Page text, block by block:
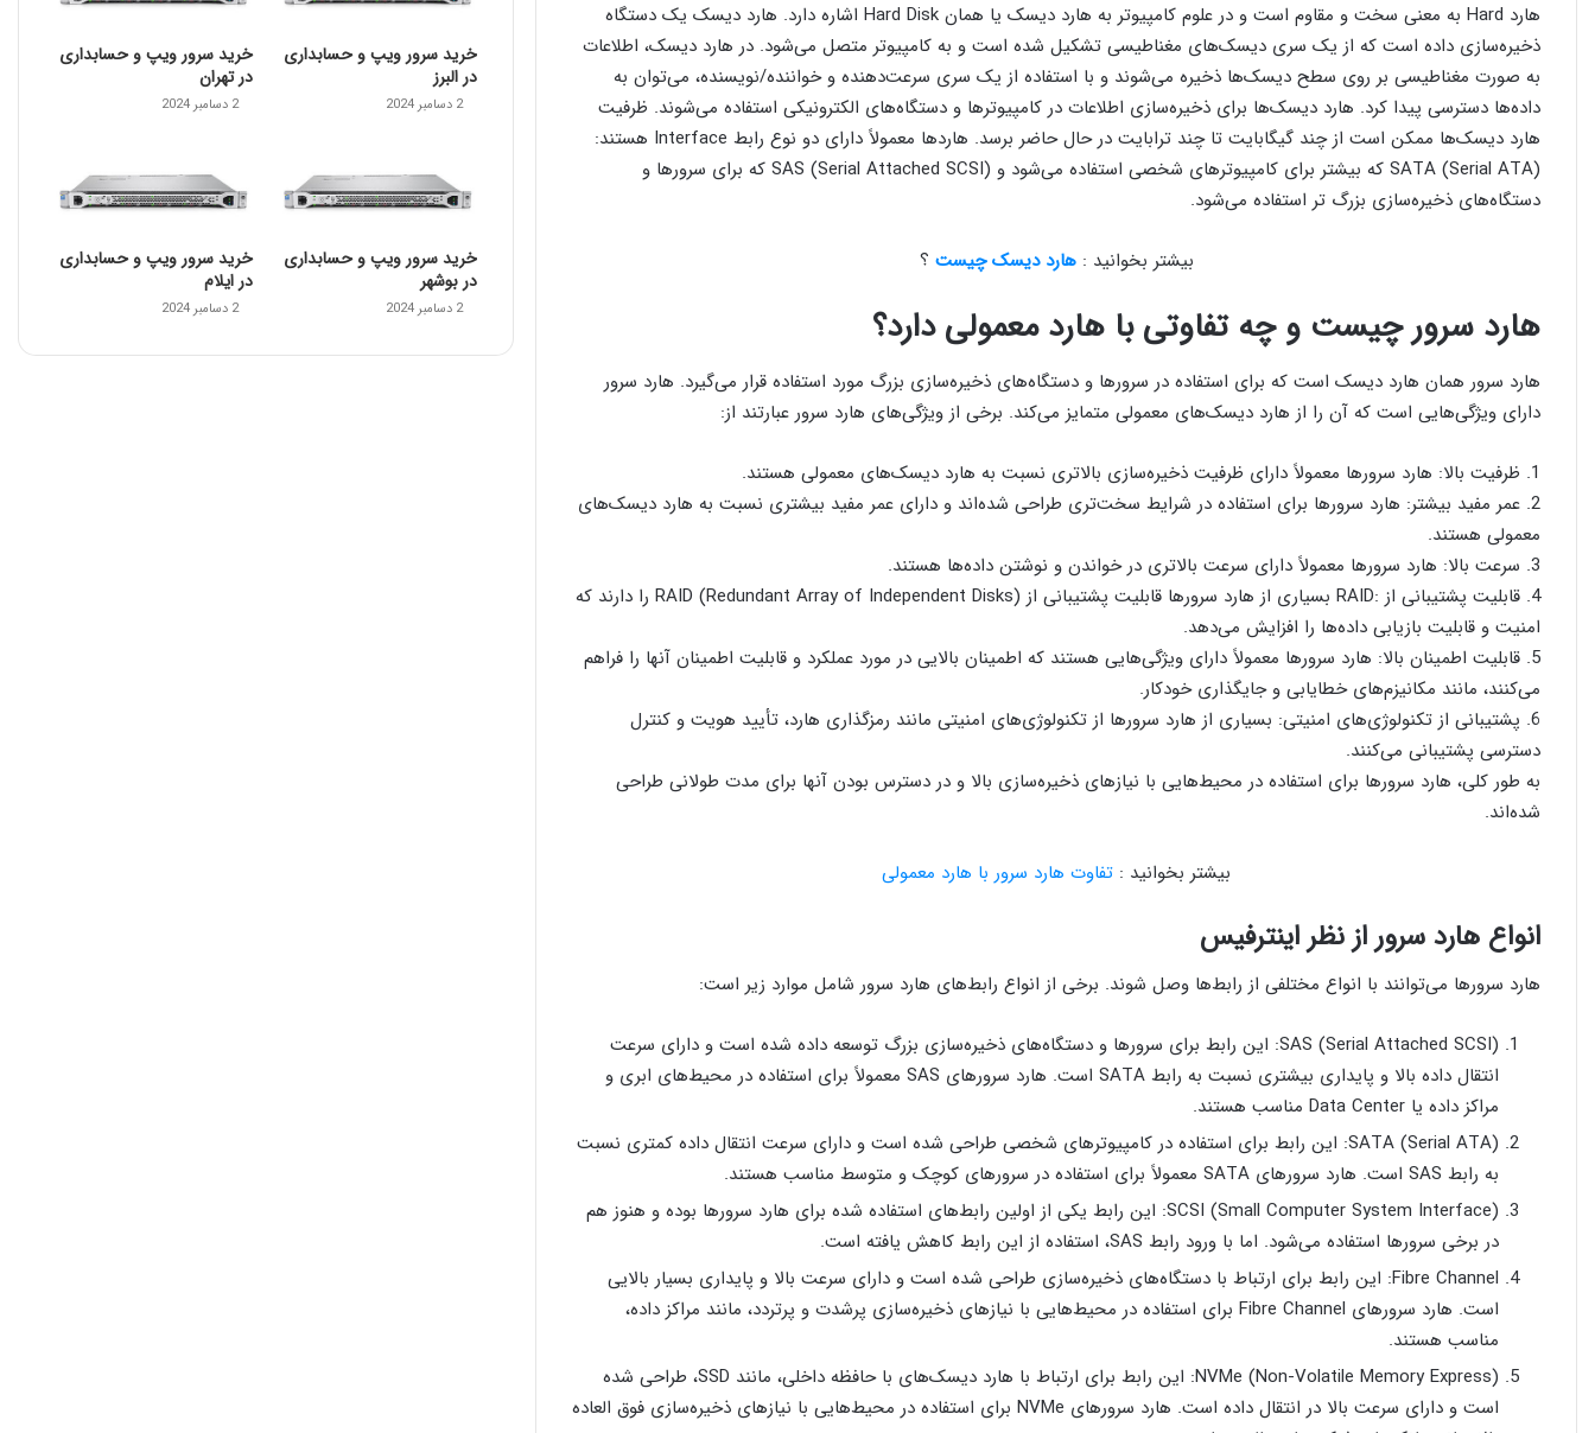
هارد Hard به معنی سخت و مقاوم است و در علوم کامپیوتر به هارد دیسک یا همان Hard Disk اشاره دارد. هارد دیسک یک دستگاه
ذخیره‌سازی داده است که از یک سری دیسک‌های مغناطیسی تشکیل شده است و به کامپیوتر متصل می‌شود. در هارد دیسک، اطلاعات
به صورت مغناطیسی بر روی سطح دیسک‌ها ذخیره می‌شوند و با استفاده از یک سری سرعت‌دهنده و خواننده/نویسنده، می‌توان به
داده‌ها دسترسی پیدا کرد. هارد دیسک‌ها برای ذخیره‌سازی اطلاعات در کامپیوترها و دستگاه‌های الکترونیکی استفاده می‌شوند. ظرفیت
هارد دیسک‌ها ممکن است از چند گیگابایت تا چند ترابایت در حال حاضر برسد. هاردها معمولاً دارای دو نوع رابط Interface هستند:
SATA (Serial ATA) که بیشتر برای کامپیوترهای شخصی استفاده می‌شود و SAS (Serial Attached SCSI) که برای سرورها و
دستگاه‌های ذخیره‌سازی بزرگ تر استفاده می‌شود.
بیشتر بخوانید :هارد دیسک چیست ؟
هارد سرور چیست و چه تفاوتی با هارد معمولی دارد؟
هارد سرور همان هارد دیسک است که برای استفاده در سرورها و دستگاه‌های ذخیره‌سازی بزرگ مورد استفاده قرار می‌گیرد. هارد سرور
دارای ویژگی‌هایی است که آن را از هارد دیسک‌های معمولی متمایز می‌کند. برخی از ویژگی‌های هارد سرور عبارتند از:
1. ظرفیت بالا: هارد سرورها معمولاً دارای ظرفیت ذخیره‌سازی بالاتری نسبت به هارد دیسک‌های معمولی هستند.
2. عمر مفید بیشتر: هارد سرورها برای استفاده در شرایط سخت‌تری طراحی شده‌اند و دارای عمر مفید بیشتری نسبت به هارد دیسک‌های
معمولی هستند.
3. سرعت بالا: هارد سرورها معمولاً دارای سرعت بالاتری در خواندن و نوشتن داده‌ها هستند.
4. قابلیت پشتیبانی از :RAID بسیاری از هارد سرورها قابلیت پشتیبانی از RAID (Redundant Array of Independent Disks) را دارند که
امنیت و قابلیت بازیابی داده‌ها را افزایش می‌دهد.
5. قابلیت اطمینان بالا: هارد سرورها معمولاً دارای ویژگی‌هایی هستند که اطمینان بالایی در مورد عملکرد و قابلیت اطمینان آنها را فراهم
می‌کنند، مانند مکانیزم‌های خطایابی و جایگذاری خودکار.
6. پشتیبانی از تکنولوژی‌های امنیتی: بسیاری از هارد سرورها از تکنولوژی‌های امنیتی مانند رمزگذاری هارد، تأیید هویت و کنترل
دسترسی پشتیبانی می‌کنند.
به طور کلی، هارد سرورها برای استفاده در محیط‌هایی با نیازهای ذخیره‌سازی بالا و در دسترس بودن آنها برای مدت طولانی طراحی
شده‌اند.
بیشتر بخوانید : تفاوت هارد سرور با هارد معمولی
انواع هارد سرور از نظر اینترفیس
هارد سرورها می‌توانند با انواع مختلفی از رابط‌ها وصل شوند. برخی از انواع رابط‌های هارد سرور شامل موارد زیر است:
SAS (Serial Attached SCSI): این رابط برای سرورها و دستگاه‌های ذخیره‌سازی بزرگ توسعه داده شده است و دارای سرعت
انتقال داده بالا و پایداری بیشتری نسبت به رابط SATA است. هارد سرورهای SAS معمولاً برای استفاده در محیط‌های ابری و
مراکز داده یا Data Center مناسب هستند.
SATA (Serial ATA): این رابط برای استفاده در کامپیوترهای شخصی طراحی شده است و دارای سرعت انتقال داده کمتری نسبت
به رابط SAS است. هارد سرورهای SATA معمولاً برای استفاده در سرورهای کوچک و متوسط مناسب هستند.
SCSI (Small Computer System Interface): این رابط یکی از اولین رابط‌های استفاده شده برای هارد سرورها بوده و هنوز هم
در برخی سرورها استفاده می‌شود. اما با ورود رابط SAS، استفاده از این رابط کاهش یافته است.
Fibre Channel: این رابط برای ارتباط با دستگاه‌های ذخیره‌سازی طراحی شده است و دارای سرعت بالا و پایداری بسیار بالایی
است. هارد سرورهای Fibre Channel برای استفاده در محیط‌هایی با نیازهای ذخیره‌سازی پرشدت و پرتردد، مانند مراکز داده،
مناسب هستند.
NVMe (Non-Volatile Memory Express): این رابط برای ارتباط با هارد دیسک‌های با حافظه داخلی، مانند SSD، طراحی شده
است و دارای سرعت بالا در انتقال داده است. هارد سرورهای NVMe برای استفاده در محیط‌هایی با نیازهای ذخیره‌سازی فوق العاده
خرید سرور ویپ و حسابداری
در البرز
2 دسامبر 2024
خرید سرور ویپ و حسابداری
در تهران
2 دسامبر 2024
خرید سرور ویپ و حسابداری
در بوشهر
2 دسامبر 2024
خرید سرور ویپ و حسابداری
در ایلام
2 دسامبر 2024